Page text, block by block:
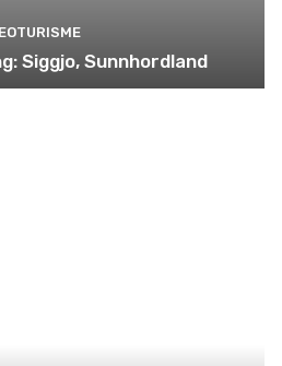
Siggjo, Sunnhordland